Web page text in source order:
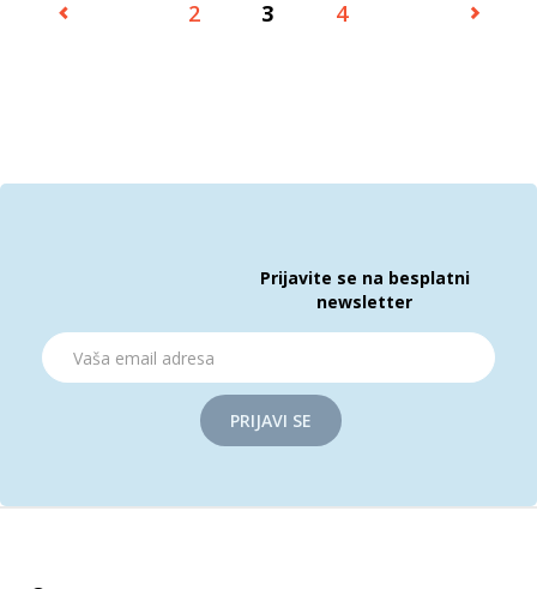
2 3 4
Prijavite se na besplatni
newsletter
PRIJAVI SE